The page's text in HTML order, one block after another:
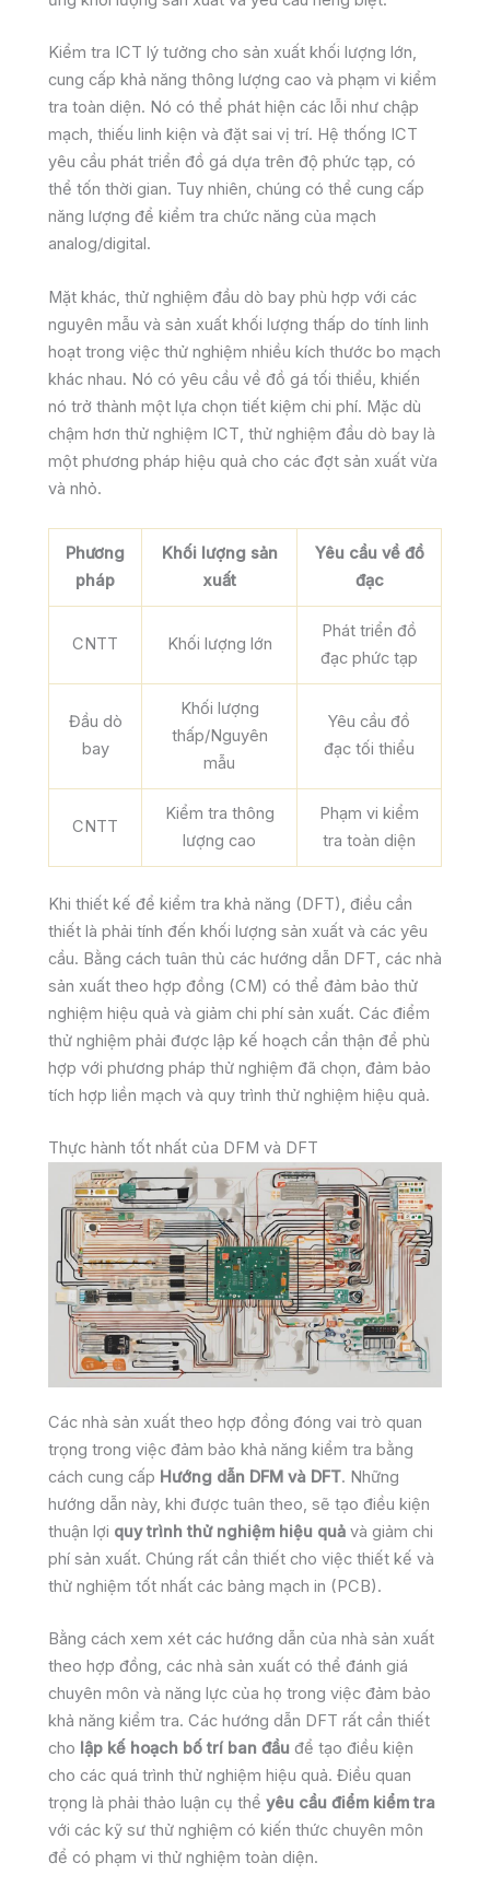
Kiểm tra ICT lý tưởng cho sản xuất khối lượng lớn,
cung cấp khả năng thông lượng cao và phạm vi kiểm
tra toàn diện. Nó có thể phát hiện các lỗi như chập
mạch, thiếu linh kiện và đặt sai vị trí. Hệ thống ICT
yêu cầu phát triển đồ gá dựa trên độ phức tạp, có
thể tốn thời gian. Tuy nhiên, chúng có thể cung cấp
năng lượng để kiểm tra chức năng của mạch
analog/digital.
Mặt khác, thử nghiệm đầu dò bay phù hợp với các
nguyên mẫu và sản xuất khối lượng thấp do tính linh
hoạt trong việc thử nghiệm nhiều kích thước bo mạch
khác nhau. Nó có yêu cầu về đồ gá tối thiểu, khiến
nó trở thành một lựa chọn tiết kiệm chi phí. Mặc dù
chậm hơn thử nghiệm ICT, thử nghiệm đầu dò bay là
một phương pháp hiệu quả cho các đợt sản xuất vừa
và nhỏ.
Phương
pháp
Khối lượng sản
xuất
Yêu cầu về đồ
đạc
CNTT Khối lượng lớn
Phát triển đồ
đạc phức tạp
Đầu dò
bay
Khối lượng
thấp/Nguyên
mẫu
Yêu cầu đồ
đạc tối thiểu
CNTT
Kiểm tra thông
lượng cao
Phạm vi kiểm
tra toàn diện
Khi thiết kế để kiểm tra khả năng (DFT), điều cần
thiết là phải tính đến khối lượng sản xuất và các yêu
cầu. Bằng cách tuân thủ các hướng dẫn DFT, các nhà
sản xuất theo hợp đồng (CM) có thể đảm bảo thử
nghiệm hiệu quả và giảm chi phí sản xuất. Các điểm
thử nghiệm phải được lập kế hoạch cẩn thận để phù
hợp với phương pháp thử nghiệm đã chọn, đảm bảo
tích hợp liền mạch và quy trình thử nghiệm hiệu quả.
Thực hành tốt nhất của DFM và DFT
Các nhà sản xuất theo hợp đồng đóng vai trò quan
trọng trong việc đảm bảo khả năng kiểm tra bằng
cách cung cấp Hướng dẫn DFM và DFT. Những
hướng dẫn này, khi được tuân theo, sẽ tạo điều kiện
thuận lợi quy trình thử nghiệm hiệu quả và giảm chi
phí sản xuất. Chúng rất cần thiết cho việc thiết kế và
thử nghiệm tốt nhất các bảng mạch in (PCB).
Bằng cách xem xét các hướng dẫn của nhà sản xuất
theo hợp đồng, các nhà sản xuất có thể đánh giá
chuyên môn và năng lực của họ trong việc đảm bảo
khả năng kiểm tra. Các hướng dẫn DFT rất cần thiết
cho lập kế hoạch bố trí ban đầu để tạo điều kiện
cho các quá trình thử nghiệm hiệu quả. Điều quan
trọng là phải thảo luận cụ thể yêu cầu điểm kiểm tra
với các kỹ sư thử nghiệm có kiến thức chuyên môn
để có phạm vi thử nghiệm toàn diện.